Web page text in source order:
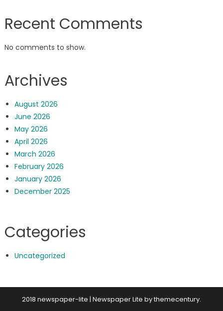
Recent Comments
No comments to show.
Archives
August 2026
June 2026
May 2026
April 2026
March 2026
February 2026
January 2026
December 2025
Categories
Uncategorized
2018 newspaper-lite | Newspaper Lite bythemecentury.